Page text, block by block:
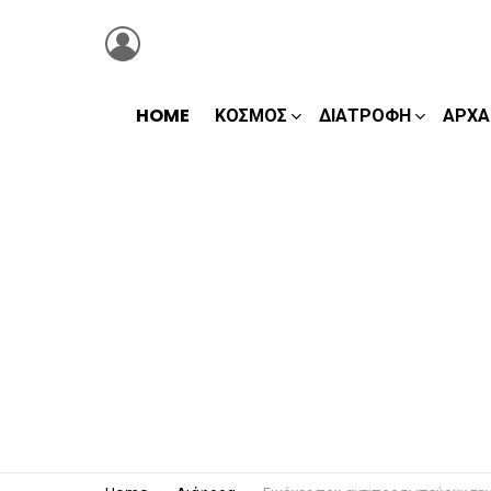
HOME ΚΌΣΜΟΣ ΔΙΑΤΡΟΦΉ